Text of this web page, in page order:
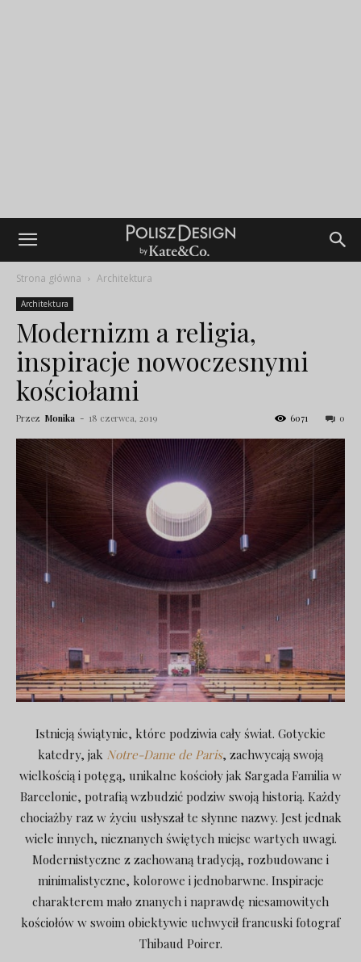
Strona główna Architektura
Architektura
Modernizm a religia,
inspiracje nowoczesnymi
kościołami
Przez Monika - 18 czerwca, 2019 0
6071
Istnieją świątynie, które podziwia cały świat. Gotyckie
katedry, jak Notre-Dame de Paris, zachwycają swoją
wielkością i potęgą, unikalne kościoły jak Sargada Familia w
Barcelonie, potrafią wzbudzić podziw swoją historią. Każdy
chociażby raz w życiu usłyszał te słynne nazwy. Jest jednak
wiele innych, nieznanych świętych miejsc wartych uwagi.
Modernistyczne z zachowaną tradycją, rozbudowane i
minimalistyczne, kolorowe i jednobarwne. Inspiracje
charakterem mało znanych i naprawdę niesamowitych
kościołów w swoim obiektywie uchwycił francuski fotograf
Thibaud Poirer.